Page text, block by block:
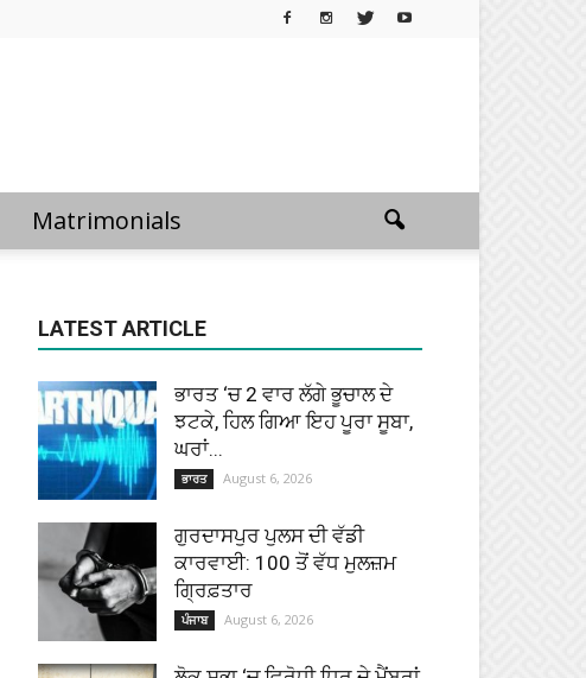
Matrimonials
LATEST ARTICLE
ਭਾਰਤ ‘ਚ 2 ਵਾਰ ਲੱਗੇ ਭੂਚਾਲ ਦੇ
ਝਟਕੇ, ਹਿਲ ਗਿਆ ਇਹ ਪੂਰਾ ਸੂਬਾ,
ਘਰਾਂ...
ਭਾਰਤ August 6, 2026
ਗੁਰਦਾਸਪੁਰ ਪੁਲਸ ਦੀ ਵੱਡੀ
ਕਾਰਵਾਈ: 100 ਤੋਂ ਵੱਧ ਮੁਲਜ਼ਮ
ਗ੍ਰਿਫ਼ਤਾਰ
ਪੰਜਾਬ August 6, 2026